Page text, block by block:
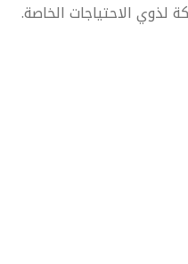
لذوي الاحتياجات الخاصة.